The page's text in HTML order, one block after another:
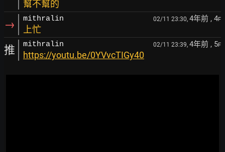
幫不幫的
→ mithralin 02/11 23:30, 4年前 , 4F
上忙
推 mithralin 02/11 23:39, 4年前 , 5F
https://youtu.be/0YVvcTIGy40